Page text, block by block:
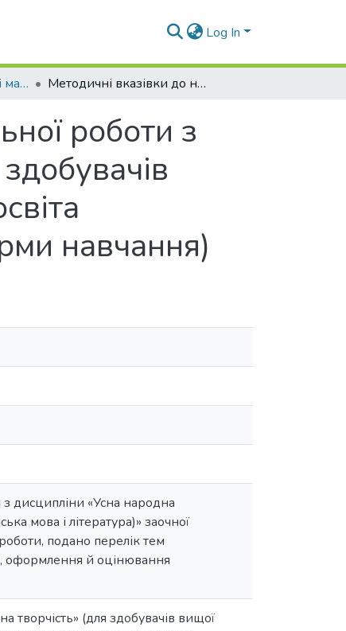
Log In
Навчально-методичні матеріали (кпуфж) Методичні вказівки до написання контрольної роботи з дисципліни «Усна народна творчість» (для здобувачів вищої освіти спеціальності 014 «Середня освіта (українська мова і література)» заочної форми навчання)
роботи з
навчання)
дисципліни «Усна народна
мова і література)» заочної
подано перелік тем
оформлення й оцінювання
творчість» (для здобувачів вищої